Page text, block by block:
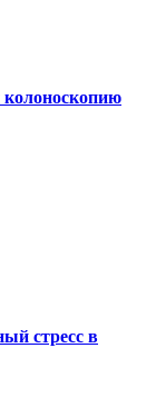
стресс в